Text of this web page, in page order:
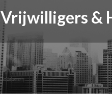
Vrijwilligers &